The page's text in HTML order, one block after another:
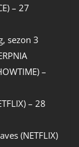
– 27
sezon 3
–
– 28
(NETFLIX)